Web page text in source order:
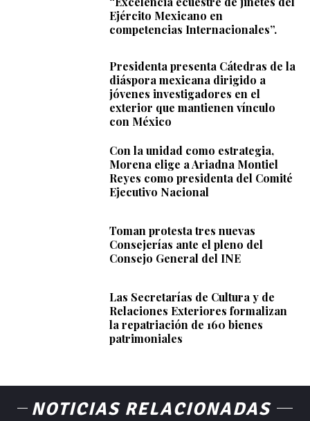
Ejército Mexicano en
competencias Internacionales”.
Presidenta presenta Cátedras de la
diáspora mexicana dirigido a
jóvenes investigadores en el
exterior que mantienen vínculo
con México
Con la unidad como estrategia,
Morena elige a Ariadna Montiel
Reyes como presidenta del Comité
Ejecutivo Nacional
Toman protesta tres nuevas
Consejerías ante el pleno del
Consejo General del INE
Las Secretarías de Cultura y de
Relaciones Exteriores formalizan
la repatriación de 160 bienes
patrimoniales
NOTICIAS RELACIONADAS